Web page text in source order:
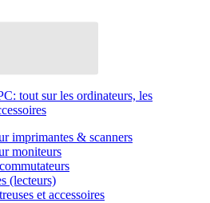
tout sur les ordinateurs, les
imprimantes & scanners
moniteurs
(lecteurs)
et accessoires